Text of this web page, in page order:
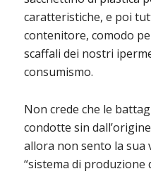
caratteristiche, e poi
contenitore, comodo
scaffali dei nostri
consumismo.
Non crede che le
condotte sin
allora non sento la sua
“sistema di produzione